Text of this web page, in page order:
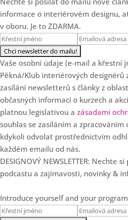
Když se s klientem
neshodnete: Přistoupit
kompromis, nebo říct
Loading...
Jak (chytře) využívat AI
interiérovém designu
nesmíte ignorovat)
Loading...
Podnikání podle
pravidel - jako máma i
obsahu na sítích s
Volkovou
Loading...
Report z konference
Materiál&Trend 2025
Trendy barvy pro rok
Jaké odstíny ovládnou
a proč po nich toužíme
informace o interiérovém designu,
v oboru. Je to ZDARMA.
Vaše osobní údaje (e-mail a křestní
Pěkná/Klub interiérových designérů
zasílání newsletterů s články z
občasných informací o kurzech a
platnou legislativou a zásadami
souhlas se zasíláním a zpracováním
kdykoli odvolat prostřednictvím
každém emailu od nás.
DESIGNOVÝ NEWSLETTER: Nechte
podcastu a zajímavosti, novinky &
Introduce yourself and your program